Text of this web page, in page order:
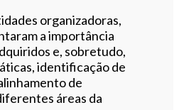
organizadoras,
a importância
e, sobretudo,
identificação de
de
áreas da